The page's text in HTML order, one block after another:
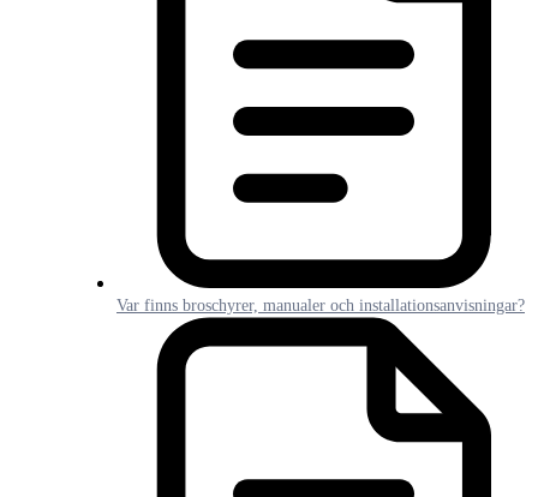
Var finns broschyrer, manualer och installationsanvisningar?